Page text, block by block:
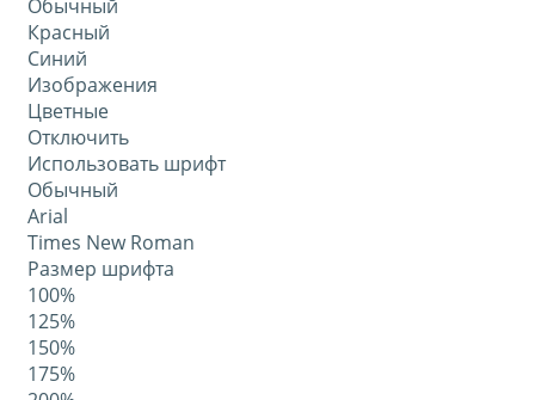
Обычный
Красный
Синий
Изображения
Цветные
Отключить
Использовать шрифт
Обычный
Arial
Times New Roman
Размер шрифта
100%
125%
150%
175%